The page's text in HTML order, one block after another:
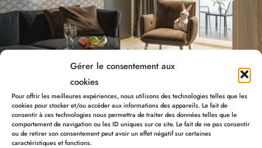
Gérer le consentement aux
cookies
Pour offrir les meilleures expériences, nous utilisons des technologies telles que les
cookies pour stocker et/ou accéder aux informations des appareils. Le fait de
consentir à ces technologies nous permettra de traiter des données telles que le
comportement de navigation ou les ID uniques sur ce site. Le fait de ne pas consentir
ou de retirer son consentement peut avoir un effet négatif sur certaines
caractéristiques et fonctions.